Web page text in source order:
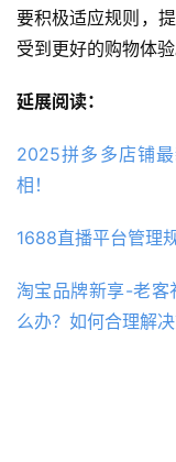
要积极适应规则，
受到更好的购物体验
延展阅读：
2025拼多多店铺
相！
1688直播平台管理
淘宝品牌新享-老客
么办？如何合理解决